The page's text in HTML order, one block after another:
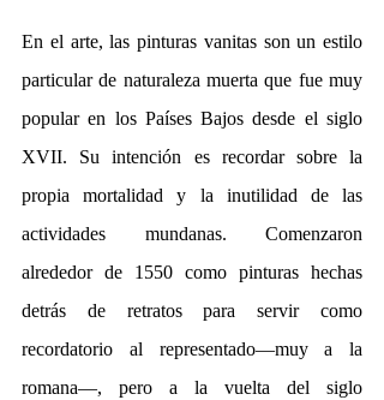
En el arte, las pinturas vanitas son un estilo
particular de naturaleza muerta que fue muy
popular en los Países Bajos desde el siglo
XVII. Su intención es recordar sobre la
propia mortalidad y la inutilidad de las
actividades mundanas. Comenzaron
alrededor de 1550 como pinturas hechas
detrás de retratos para servir como
recordatorio al representado—muy a la
romana—, pero a la vuelta del siglo